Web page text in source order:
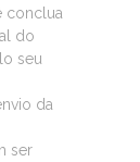
conclua
do
seu
da
ser